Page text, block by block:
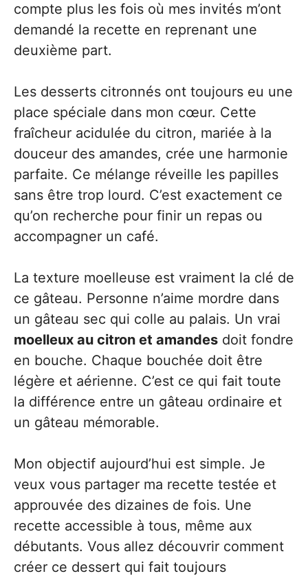
compte plus les fois où mes invités m’ont
demandé la recette en reprenant une
deuxième part.
Les desserts citronnés ont toujours eu une
place spéciale dans mon cœur. Cette
fraîcheur acidulée du citron, mariée à la
douceur des amandes, crée une harmonie
parfaite. Ce mélange réveille les papilles
sans être trop lourd. C’est exactement ce
qu’on recherche pour finir un repas ou
accompagner un café.
La texture moelleuse est vraiment la clé de
ce gâteau. Personne n’aime mordre dans
un gâteau sec qui colle au palais. Un vrai
moelleux au citron et amandes doit fondre
en bouche. Chaque bouchée doit être
légère et aérienne. C’est ce qui fait toute
la différence entre un gâteau ordinaire et
un gâteau mémorable.
Mon objectif aujourd’hui est simple. Je
veux vous partager ma recette testée et
approuvée des dizaines de fois. Une
recette accessible à tous, même aux
débutants. Vous allez découvrir comment
créer ce dessert qui fait toujours